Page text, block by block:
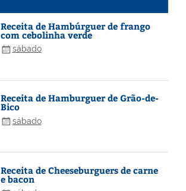
Receita de Hambúrguer de frango
com cebolinha verde
sábado
Receita de Hamburguer de Grão-de-
Bico
sábado
Receita de Cheeseburguers de carne
e bacon